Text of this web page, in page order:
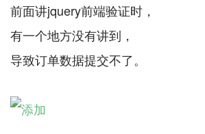
前面讲jquery前端验证时，
有一个地方没有讲到，
导致订单数据提交不了。